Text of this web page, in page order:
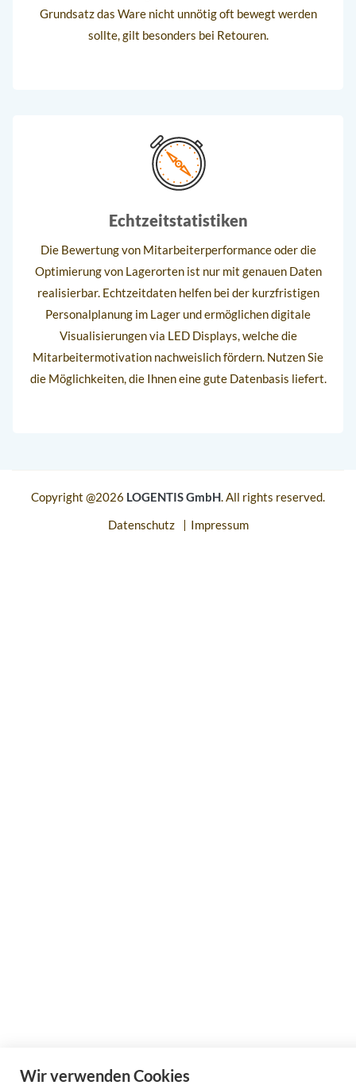
Wir verwenden Cookies
Grundsatz das Ware nicht unnötig oft bewegt werden
sollte, gilt besonders bei Retouren.
Echtzeitstatistiken
Die Bewertung von Mitarbeiterperformance oder die
Optimierung von Lagerorten ist nur mit genauen Daten
realisierbar. Echtzeitdaten helfen bei der kurzfristigen
Personalplanung im Lager und ermöglichen digitale
Visualisierungen via LED Displays, welche die
Mitarbeitermotivation nachweislich fördern. Nutzen Sie
die Möglichkeiten, die Ihnen eine gute Datenbasis liefert.
Copyright @2026 LOGENTIS GmbH . All rights reserved.
Datenschutz
Impressum